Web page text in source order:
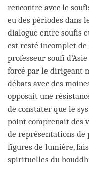
rencontre avec le
eu des périodes dans
dialogue entre soufis
est resté incomplet
professeur soufi
forcé par le dirigeant
débats avec des
opposait une
de constater que le
point comprenait des
de représentations de
figures de lumière,
spirituelles du